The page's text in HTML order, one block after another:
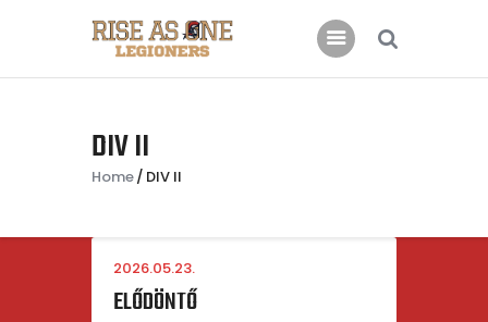
DIV II
Home DIV II
Főoldal
Rólunk
Kapcsolat
2026.05.23.
ELŐDÖNTŐ